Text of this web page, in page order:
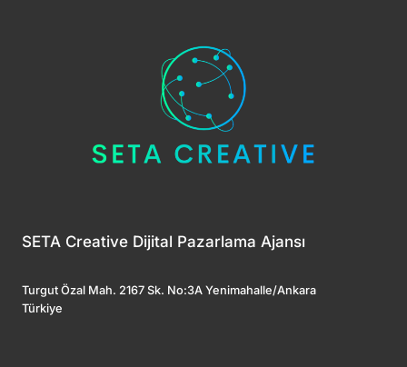
SETA Creative Dijital Pazarlama Ajansı
Turgut Özal Mah. 2167 Sk. No:3A Yenimahalle/Ankara
Türkiye